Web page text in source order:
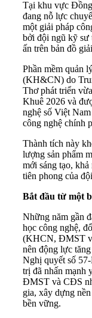
Tại khu vực
đang nỗ lực
một giải pháp
bởi đội ngũ kỹ
ấn trên bản đồ
Phần mềm quản
(KH&CN) do
Thơ phát triển
Khuê 2026 và
nghệ số Việt
công nghệ chính
Thành tích này
lượng sản phẩm
mới sáng tạo,
tiên phong của
Bắt đầu từ một
Những năm gần
học công nghệ,
(KHCN, ĐMST
nên động lực
Nghị quyết số
trị đã nhấn mạnh
ĐMST và CĐS
gia, xây dựng
bền vững.